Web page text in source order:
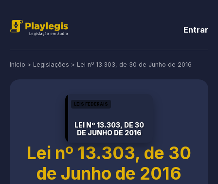
Entrar
Início > Legislações > Lei nº 13.303, de 30 de Junho de 2016
LEIS FEDERAIS
LEI Nº 13.303, DE 30
DE JUNHO DE 2016
Lei nº 13.303, de 30
de Junho de 2016